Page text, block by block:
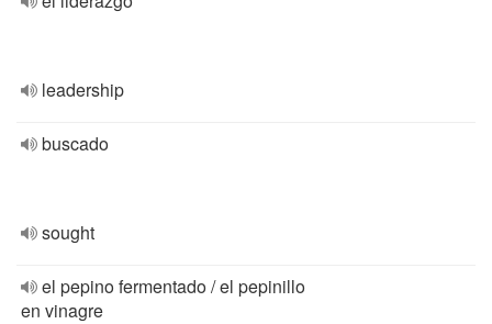
leadership
buscado
sought
el pepino fermentado / el pepinillo
en vinagre